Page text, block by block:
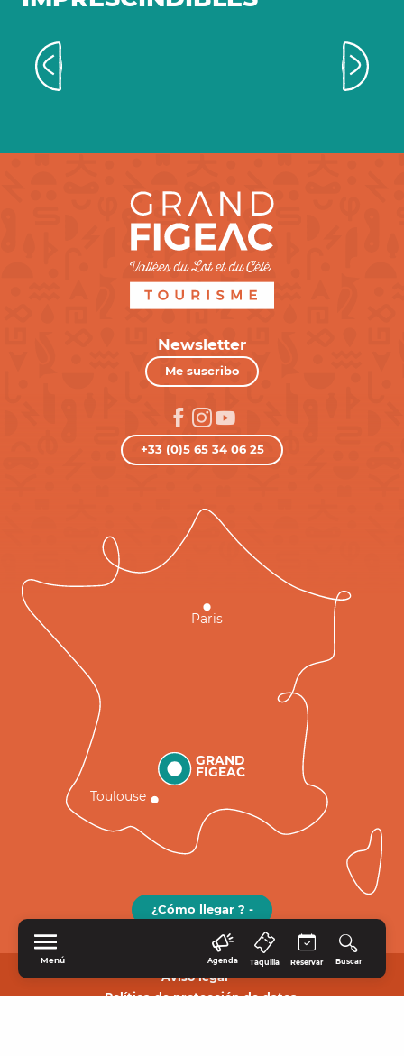
Menú Agenda Taquilla Reservar Buscar
Newsletter
Me suscribo
+33 (0)5 65 34 06 25
GRAND
FIGEAC
Toulouse
Paris
¿Cómo llegar ? -
Aviso legal
Política de protección de datos.